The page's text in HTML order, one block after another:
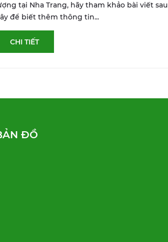
tại Nha Trang, hãy tham khảo bài viết sau
để biết thêm thông tin...
CHI TIẾT
ĐỒ